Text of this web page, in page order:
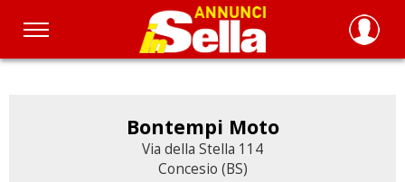
Salta
Bontempi Moto
Via della Stella 114
Concesio (BS)